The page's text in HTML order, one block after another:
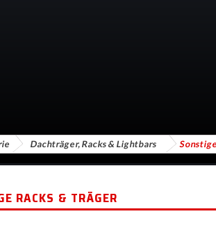
Dachträger, Racks & Lightbars
RACKS & TRÄGER